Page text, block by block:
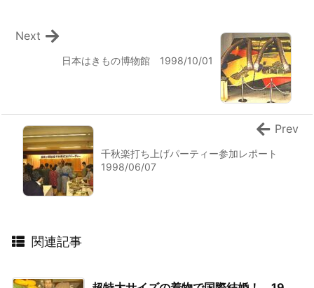
日本はきもの博物館 1998/10/01
Next
千秋楽打ち上げパーティー参加レポート
1998/06/07
Prev
関連記事